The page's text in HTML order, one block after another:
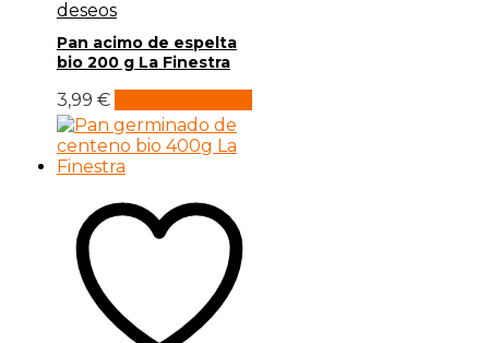
deseos
Pan acimo de espelta
bio 200 g La Finestra
3,99 €